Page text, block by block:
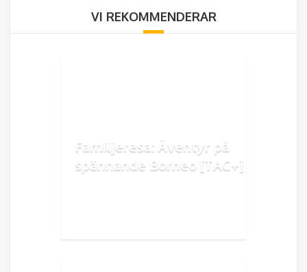
VI REKOMMENDERAR
Familjeresa: Äventyr på
spännande Borneo [TAC+]